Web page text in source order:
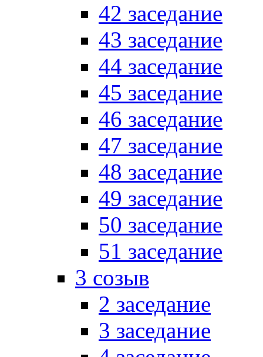
42 заседание
43 заседание
44 заседание
45 заседание
46 заседание
47 заседание
48 заседание
49 заседание
50 заседание
51 заседание
3 созыв
2 заседание
3 заседание